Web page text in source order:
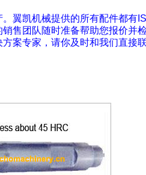
翼凯机械提供的所有配件都有
销售团队随时准备帮助您报价并
案专家，请你及时和我们直接